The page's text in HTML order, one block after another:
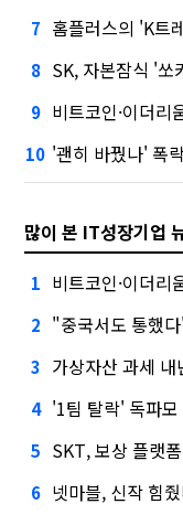
7 홈플러스의 'K트
8 SK, 자본잠식 '쏘
9 비트코인·이더
10 '괜히 바꿨나' 폭락
많이 본 IT성장기업
1 비트코인·이더
2 "중국서도 통했
3 가상자산 과세
4 '1팀 탈락' 독파
5 SKT, 보상 플랫
6 넷마블, 신작 힘